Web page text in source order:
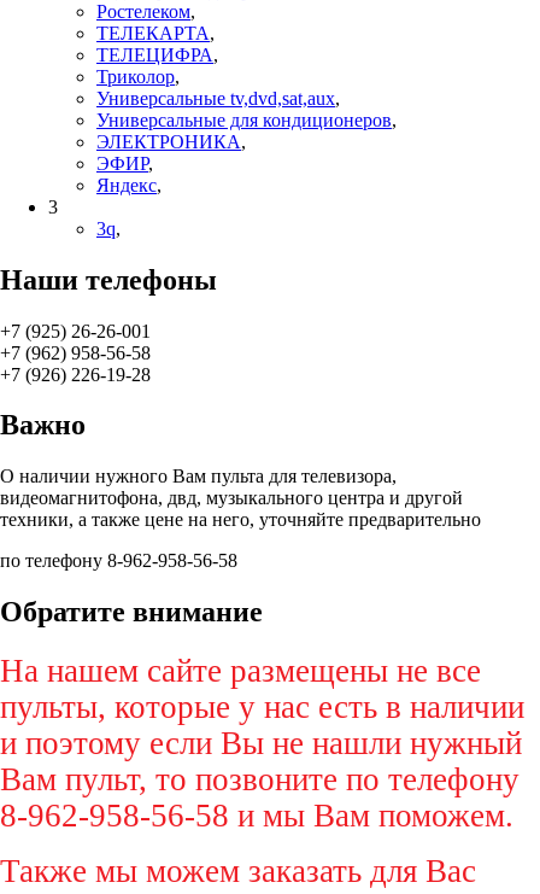
Ростелеком,
ТЕЛЕКАРТА,
ТЕЛЕЦИФРА,
Триколор,
Универсальные tv,dvd,sat,aux,
Универсальные для кондиционеров,
ЭЛЕКТРОНИКА,
ЭФИР,
Яндекс,
3
3q,
Наши телефоны
+7 (925) 26-26-001
+7 (962) 958-56-58
+7 (926) 226-19-28
Важно
О наличии нужного Вам пульта для телевизора,
видеомагнитофона, двд, музыкального центра и другой
техники, а также цене на него, уточняйте предварительно
по телефону 8-962-958-56-58
Обратите внимание
На нашем сайте размещены не все
пульты, которые у нас есть в наличии
и поэтому если Вы не нашли нужный
Вам пульт, то позвоните по телефону
8-962-958-56-58 и мы Вам поможем.
Также мы можем заказать для Вас